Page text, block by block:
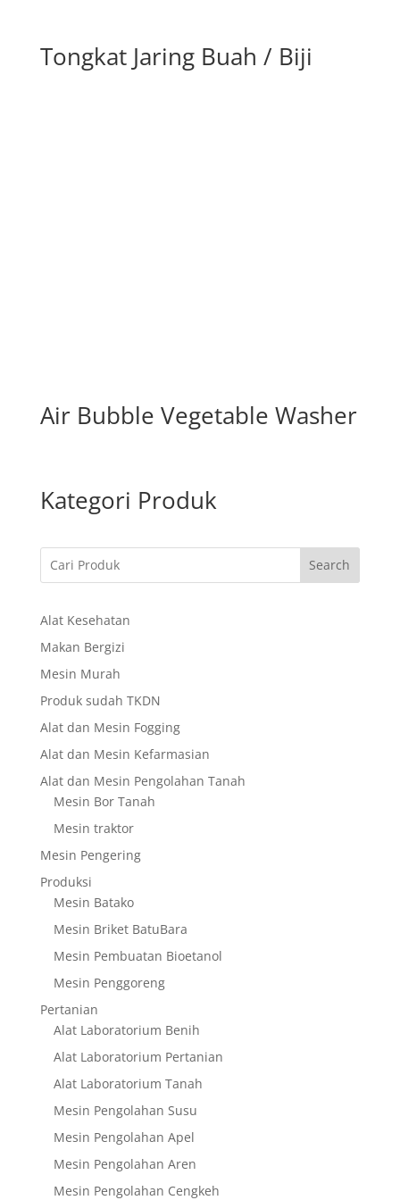
Tongkat Jaring Buah / Biji
Air Bubble Vegetable Washer
Kategori Produk
Search
Alat Kesehatan
Makan Bergizi
Mesin Murah
Produk sudah TKDN
Alat dan Mesin Fogging
Alat dan Mesin Kefarmasian
Alat dan Mesin Pengolahan Tanah
Mesin Bor Tanah
Mesin traktor
Mesin Pengering
Produksi
Mesin Batako
Mesin Briket BatuBara
Mesin Pembuatan Bioetanol
Mesin Penggoreng
Pertanian
Alat Laboratorium Benih
Alat Laboratorium Pertanian
Alat Laboratorium Tanah
Mesin Pengolahan Susu
Mesin Pengolahan Apel
Mesin Pengolahan Aren
Mesin Pengolahan Cengkeh